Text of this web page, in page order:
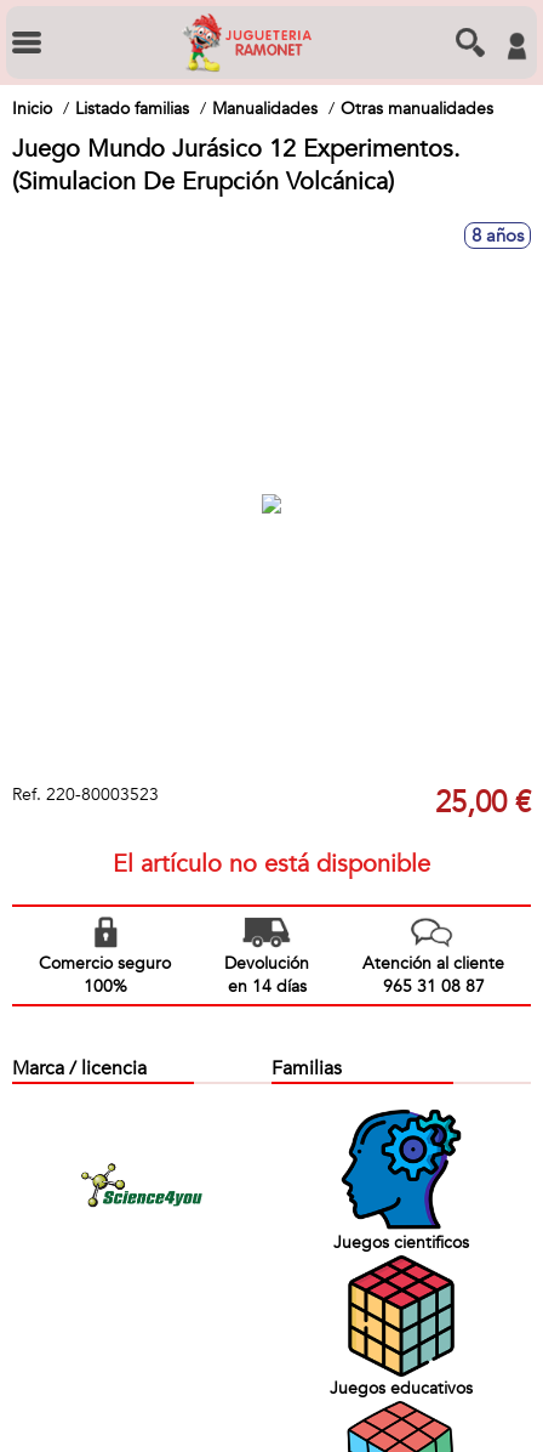
Inicio Listado familias Manualidades Otras manualidades
Juego Mundo Jurásico 12 Experimentos.
(Simulacion De Erupción Volcánica)
8 años
Ref. 220-80003523 25,00 €
El artículo no está disponible
Comercio seguro
100%
Devolución
en 14 días
Atención al cliente
965 31 08 87
Marca / licencia Familias
Juegos cientificos
Juegos educativos